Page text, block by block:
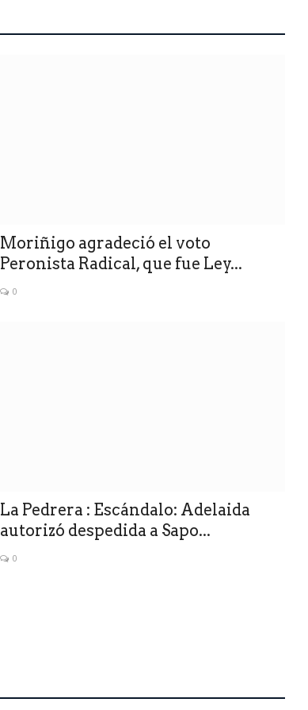
Moriñigo agradeció el voto
Peronista Radical, que fue Ley...
0
La Pedrera : Escándalo: Adelaida
autorizó despedida a Sapo...
0